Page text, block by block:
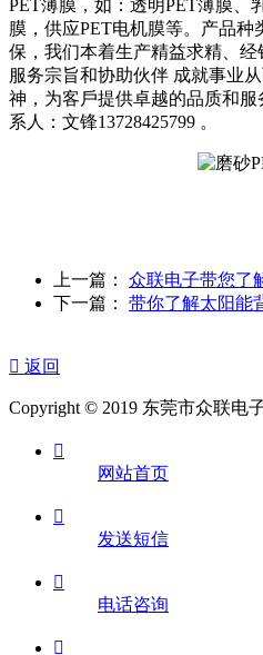
PET薄膜，如：透明PET薄膜、
膜，供应PET电机膜等。产品
保，我们本着生产精益求精、
服务宗旨和协助伙伴 成就事业
神，为客戶提供卓越的品质和
系人：文锋13728425799 。
上一篇： 众联电子带您了
下一篇： 带你了解太阳能
 返回
Copyright © 2019 东莞市众联电

网站首页

发送短信

电话咨询
